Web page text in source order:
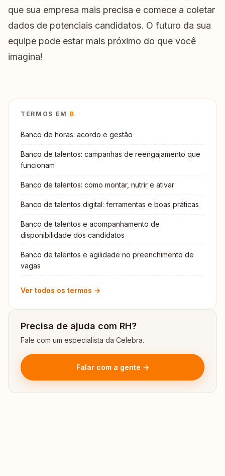
que sua empresa mais precisa e comece a coletar
dados de potenciais candidatos. O futuro da sua
equipe pode estar mais próximo do que você
imagina!
TERMOS EM B
Banco de horas: acordo e gestão
Banco de talentos: campanhas de reengajamento que
funcionam
Banco de talentos: como montar, nutrir e ativar
Banco de talentos digital: ferramentas e boas práticas
Banco de talentos e acompanhamento de
disponibilidade dos candidatos
Banco de talentos e agilidade no preenchimento de
vagas
Ver todos os termos →
Precisa de ajuda com RH?
Fale com um especialista da Celebra.
Falar com a gente →